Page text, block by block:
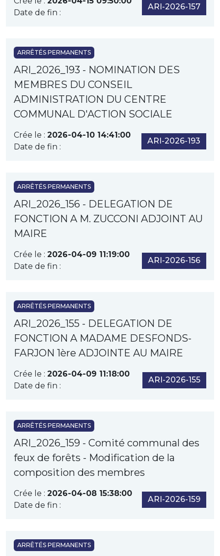
Date de fin :
ARI-2026-157
ARRÊTÉS PERMANENTS
ARI_2026_193 - NOMINATION DES
MEMBRES DU CONSEIL
ADMINISTRATION DU CENTRE
COMMUNAL D'ACTION SOCIALE
Crée le : 2026-04-10 14:41:00
Date de fin :
ARI-2026-193
ARRÊTÉS PERMANENTS
ARI_2026_156 - DELEGATION DE
FONCTION A M. ZUCCONI ADJOINT AU
MAIRE
Crée le : 2026-04-09 11:19:00
Date de fin :
ARI-2026-156
ARRÊTÉS PERMANENTS
ARI_2026_155 - DELEGATION DE
FONCTION A MADAME DESFONDS-
FARJON 1ère ADJOINTE AU MAIRE
Crée le : 2026-04-09 11:18:00
Date de fin :
ARI-2026-155
ARRÊTÉS PERMANENTS
ARI_2026_159 - Comité communal des
feux de forêts - Modification de la
composition des membres
Crée le : 2026-04-08 15:38:00
Date de fin :
ARI-2026-159
ARRÊTÉS PERMANENTS